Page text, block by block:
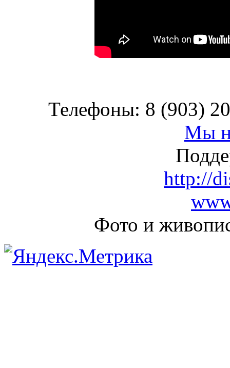
Телефоны: 8 (903)
Мы
http://
Фото и